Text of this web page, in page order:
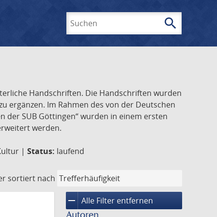
search
Handschriften. Die Handschriften wurden
ergänzen. Im Rahmen des von der Deutschen
SUB Göttingen“ wurden in einem ersten
werden.
| Status: laufend
sortiert nach
remove Alle Filter entfernen